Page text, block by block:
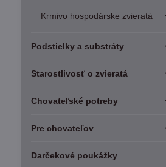
Krmivo hospodárske zvieratá
Podstielky a substráty
Starostlivosť o zvieratá
Chovateľské potreby
Pre chovateľov
Darčekové poukážky